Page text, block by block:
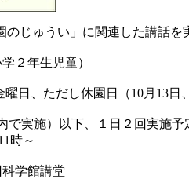
じゅうい」に関連した講話を
年生児童）
、ただし休園日（10月13日
実施）以下、１日２回実施予
時～
学館講堂